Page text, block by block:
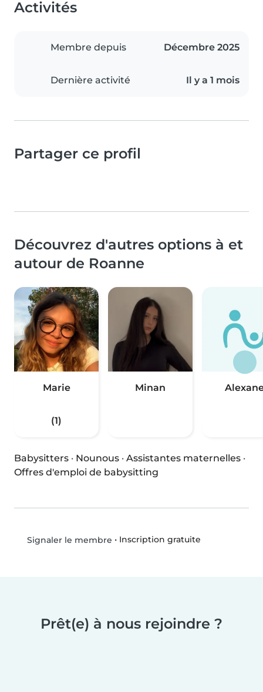
Activités
Membre depuis Décembre 2025
Dernière activité Il y a 1 mois
Partager ce profil
Découvrez d'autres options à et
autour de Roanne
Marie
(1)
Minan
Babysitters · Nounous · Assistantes maternelles ·
Offres d'emploi de babysitting
Signaler le membre • Inscription gratuite
Prêt(e) à nous rejoindre ?